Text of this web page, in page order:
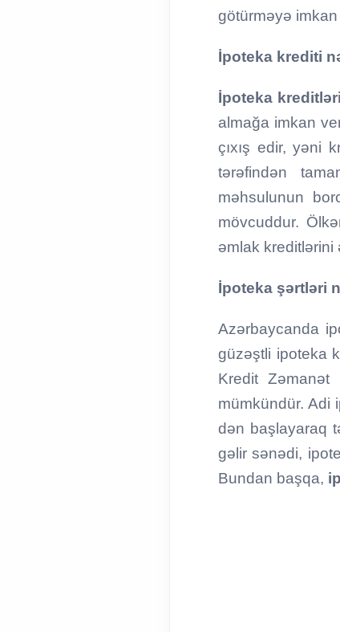
götürməyə
İpoteka krediti
İpoteka kreditləri
almağa imkan
çıxış edir, yəni
tərəfindən
məhsulunun
mövcuddur.
əmlak kreditlərini
İpoteka şərtləri
Azərbaycanda
güzəştli ipoteka
Kredit Zəmanət
mümkündür. Adi
dən başlayaraq
gəlir sənədi,
Bundan başqa,